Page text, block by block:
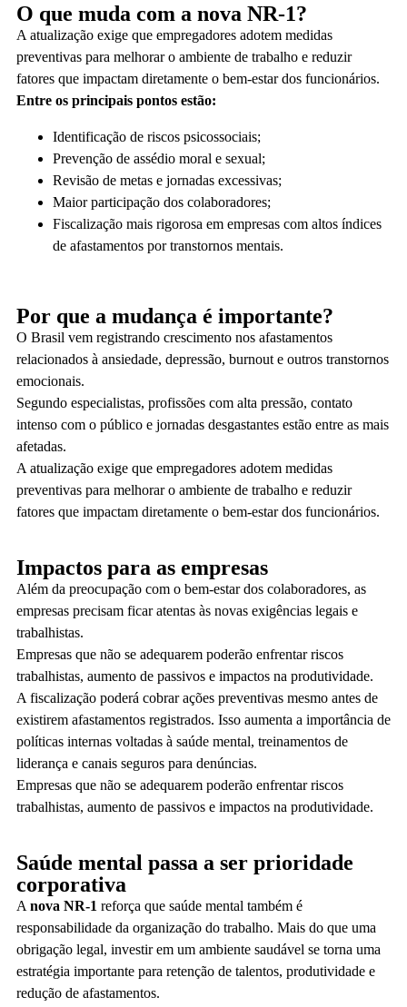
O que muda com a nova NR-1?
A atualização exige que empregadores adotem medidas
preventivas para melhorar o ambiente de trabalho e reduzir
fatores que impactam diretamente o bem-estar dos funcionários.
Entre os principais pontos estão:
Identificação de riscos psicossociais;
Prevenção de assédio moral e sexual;
Revisão de metas e jornadas excessivas;
Maior participação dos colaboradores;
Fiscalização mais rigorosa em empresas com altos índices
de afastamentos por transtornos mentais.
Por que a mudança é importante?
O Brasil vem registrando crescimento nos afastamentos
relacionados à ansiedade, depressão, burnout e outros transtornos
emocionais.
Segundo especialistas, profissões com alta pressão, contato
intenso com o público e jornadas desgastantes estão entre as mais
afetadas.
A atualização exige que empregadores adotem medidas
preventivas para melhorar o ambiente de trabalho e reduzir
fatores que impactam diretamente o bem-estar dos funcionários.
Impactos para as empresas
Além da preocupação com o bem-estar dos colaboradores, as
empresas precisam ficar atentas às novas exigências legais e
trabalhistas.
Empresas que não se adequarem poderão enfrentar riscos
trabalhistas, aumento de passivos e impactos na produtividade.
A fiscalização poderá cobrar ações preventivas mesmo antes de
existirem afastamentos registrados. Isso aumenta a importância de
políticas internas voltadas à saúde mental, treinamentos de
liderança e canais seguros para denúncias.
Empresas que não se adequarem poderão enfrentar riscos
trabalhistas, aumento de passivos e impactos na produtividade.
Saúde mental passa a ser prioridade
corporativa
A nova NR-1 reforça que saúde mental também é
responsabilidade da organização do trabalho. Mais do que uma
obrigação legal, investir em um ambiente saudável se torna uma
estratégia importante para retenção de talentos, produtividade e
redução de afastamentos.